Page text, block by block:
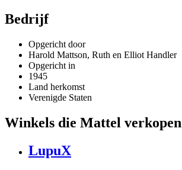
Bedrijf
Opgericht door
Harold Mattson, Ruth en Elliot Handler
Opgericht in
1945
Land herkomst
Verenigde Staten
Winkels die Mattel verkopen
LupuX